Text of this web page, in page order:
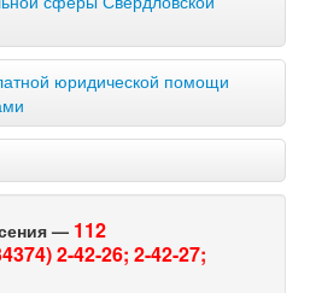
юридической помощи
— 112
2-42-26; 2-42-27;